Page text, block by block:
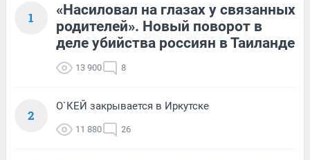
1
«Насиловал на глазах у связанных
родителей». Новый поворот в
деле убийства россиян в Таиланде
13 900 8
2
О`КЕЙ закрывается в Иркутске
11 880 26